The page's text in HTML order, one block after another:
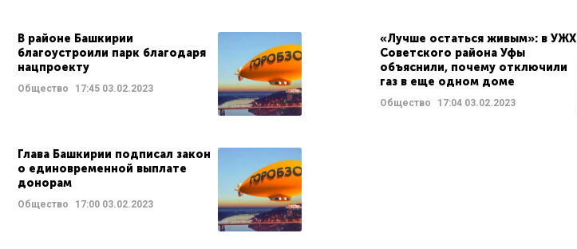
В районе Башкирии
благоустроили парк благодаря
нацпроекту
Общество 17:45 03.02.2023
«Лучше остаться живым»: в УЖХ
Советского района Уфы
объяснили, почему отключили
газ в еще одном доме
Общество 17:0403.02.2023
Глава Башкирии подписал закон
о единовременной выплате
донорам
Общество 17:00 03.02.2023